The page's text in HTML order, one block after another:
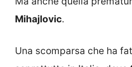
Mihajlovic.
Una scomparsa che ha